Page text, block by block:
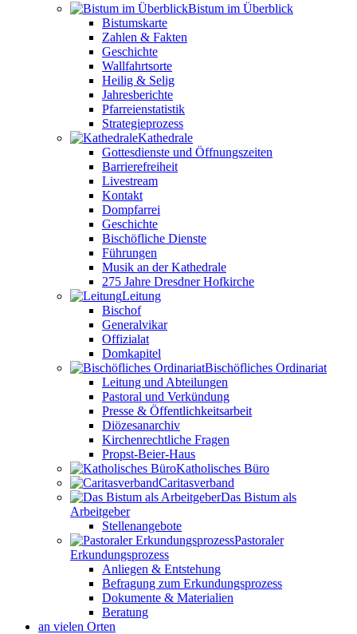
Bistum im Überblick
Bistumskarte
Zahlen & Fakten
Geschichte
Wallfahrtsorte
Heilig & Selig
Jahresberichte
Pfarreienstatistik
Strategieprozess
Kathedrale
Gottesdienste und Öffnungszeiten
Barrierefreiheit
Livestream
Kontakt
Dompfarrei
Geschichte
Bischöfliche Dienste
Führungen
Musik an der Kathedrale
275 Jahre Dresdner Hofkirche
Leitung
Bischof
Generalvikar
Offizialat
Domkapitel
Bischöfliches Ordinariat
Leitung und Abteilungen
Pastoral und Verkündung
Presse & Öffentlichkeitsarbeit
Diözesanarchiv
Kirchenrechtliche Fragen
Propst-Beier-Haus
Katholisches Büro
Caritasverband
Das Bistum als
Arbeitgeber
Stellenangebote
Pastoraler
Erkundungsprozess
Anliegen & Entstehung
Befragung zum Erkundungsprozess
Dokumente & Materialien
Beratung
an vielen Orten